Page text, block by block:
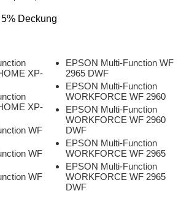
Deckung
XP-
XP-
WF
WF
WF
EPSON Multi-Function WF
2965 DWF
EPSON Multi-Function
WORKFORCE WF 2960
EPSON Multi-Function
WORKFORCE WF 2960
DWF
EPSON Multi-Function
WORKFORCE WF 2965
EPSON Multi-Function
WORKFORCE WF 2965
DWF